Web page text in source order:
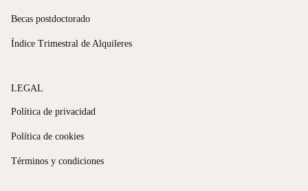
Becas postdoctorado
Índice Trimestral de Alquileres
LEGAL
Política de privacidad
Política de cookies
Términos y condiciones